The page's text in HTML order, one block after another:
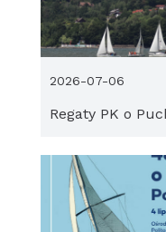
Regaty PK o
2026-07-06